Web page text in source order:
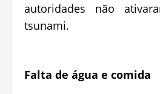
autoridades não
tsunami.
Falta de água e comida